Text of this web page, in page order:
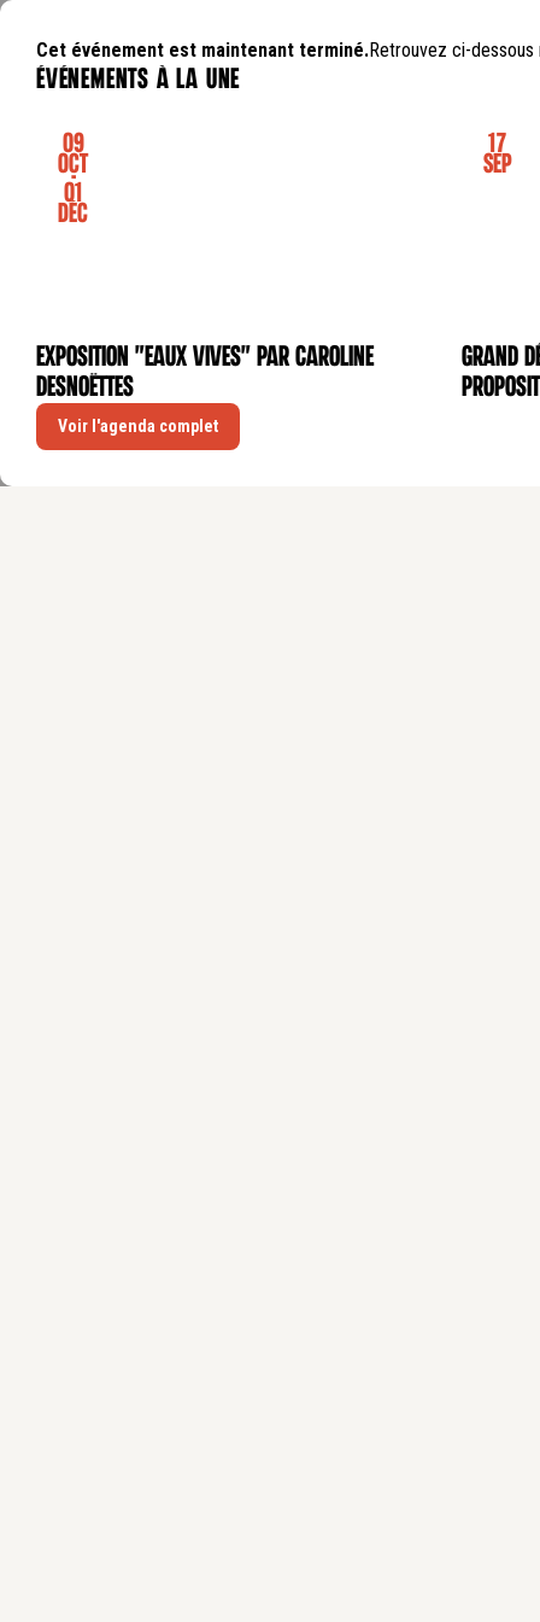
Cet événement est maintenant terminé.Retrouvez ci-dessous
événements à la une
EXPOSITION
09
Oct
-
01
Déc
Exposition "Eaux Vives" par Caroline
Desnoëttes
17
Sep
GRAND
Voir l'agenda complet